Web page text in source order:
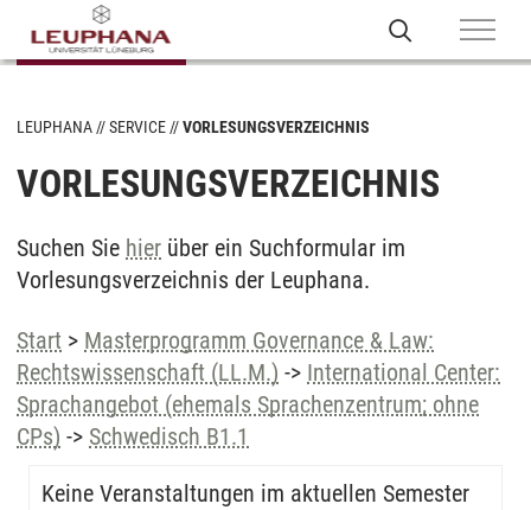
LEUPHANA SERVICE VORLESUNGSVERZEICHNIS
VORLESUNGSVERZEICHNIS
Suchen Sie hier über ein Suchformular im
Vorlesungsverzeichnis der Leuphana.
Start > Masterprogramm Governance & Law:
Rechtswissenschaft (LL.M.) -> International Center:
Sprachangebot (ehemals Sprachenzentrum; ohne
CPs) -> Schwedisch B1.1
Keine Veranstaltungen im aktuellen Semester